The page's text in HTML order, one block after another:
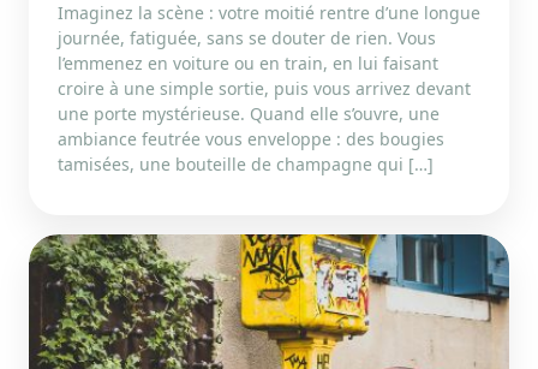
Imaginez la scène : votre moitié rentre d’une longue
journée, fatiguée, sans se douter de rien. Vous
l’emmenez en voiture ou en train, en lui faisant
croire à une simple sortie, puis vous arrivez devant
une porte mystérieuse. Quand elle s’ouvre, une
ambiance feutrée vous enveloppe : des bougies
tamisées, une bouteille de champagne qui […]